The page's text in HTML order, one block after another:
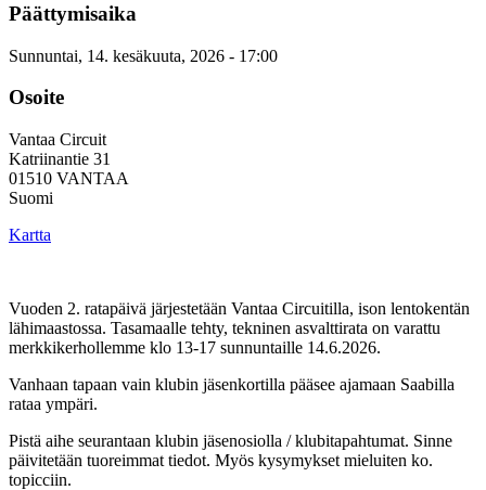
Päättymisaika
Sunnuntai, 14. kesäkuuta, 2026 - 17:00
Osoite
Vantaa Circuit
Katriinantie 31
01510 VANTAA
Suomi
Kartta
Vuoden 2. ratapäivä järjestetään Vantaa Circuitilla, ison lentokentän
lähimaastossa. Tasamaalle tehty, tekninen asvalttirata on varattu
merkkikerhollemme klo 13-17 sunnuntaille 14.6.2026.
Vanhaan tapaan vain klubin jäsenkortilla pääsee ajamaan Saabilla
rataa ympäri.
Pistä aihe seurantaan klubin jäsenosiolla / klubitapahtumat. Sinne
päivitetään tuoreimmat tiedot. Myös kysymykset mieluiten ko.
topicciin.